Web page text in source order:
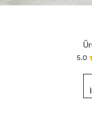
5.0